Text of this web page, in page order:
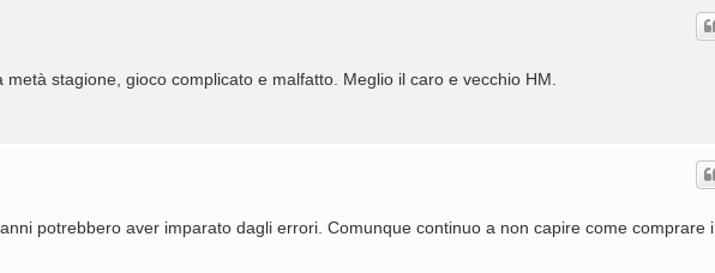
stagione, gioco complicato e malfatto. Meglio il caro e vecchio HM.
potrebbero aver imparato dagli errori. Comunque continuo a non capire come comprare i